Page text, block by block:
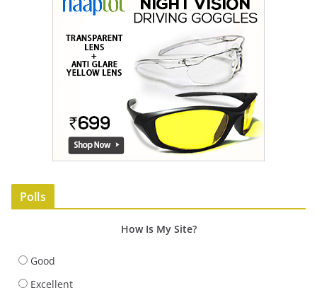
Polls
How Is My Site?
Good
Excellent